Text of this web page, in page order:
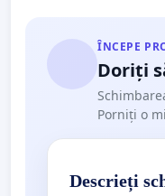
ÎNCEPE
Doriți
Porniți o
Descrieți